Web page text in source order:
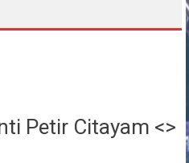
Petir Citayam <>